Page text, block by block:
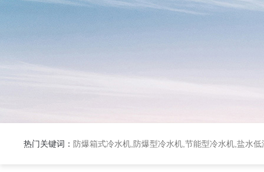
热门关键词： 防爆箱式冷水机,防爆型冷水机,节能型冷水机,盐水低